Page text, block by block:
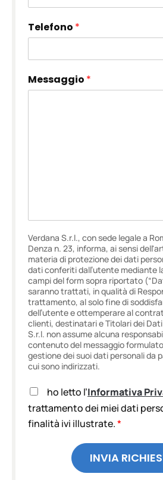
Telefono *
Messaggio *
Verdana S.r.l., con sede legale a
Denza n. 23, informa, ai sensi
materia di protezione dei dati
dati conferiti dall’utente mediante
campi del form sopra riportato
saranno trattati, in qualità di
trattamento, al solo fine di
dell’utente e ottemperare al
clienti, destinatari e Titolari dei
S.r.l. non assume alcuna
contenuto del messaggio
gestione dei suoi dati personali da
cui sono indirizzati.
A
c
e
ho letto l’Informativa
trattamento dei miei dati
finalità ivi illustrate.*
INVIA